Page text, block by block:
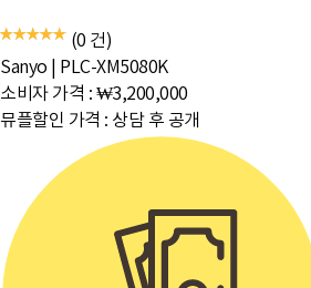
(0 건)
Sanyo
PLC-XM5080K
소비자 가격 : ₩3,200,000
뮤플할인 가격 : 상담 후 공개